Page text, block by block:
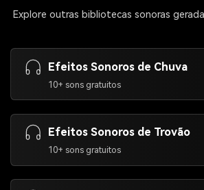
Explore outras bibliotecas sonoras
Efeitos Sonoros de Chuva
10+ sons gratuitos
Efeitos Sonoros de Trovão
10+ sons gratuitos